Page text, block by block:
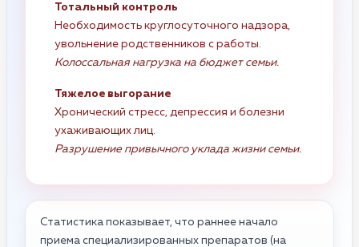
Тотальный контроль
Необходимость круглосуточного надзора,
увольнение родственников с работы.
Колоссальная нагрузка на бюджет семьи.
Тяжелое выгорание
Хронический стресс, депрессия и болезни
ухаживающих лиц.
Разрушение привычного уклада жизни семьи.
Статистика показывает, что раннее начало
приема специализированных препаратов (на